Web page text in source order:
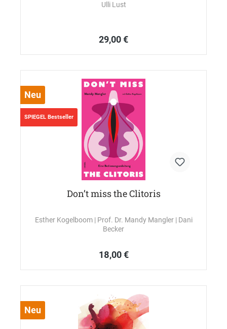
Ulli Lust
29,00 €
Neu
SPIEGEL Bestseller
Don’t miss the Clitoris
Esther Kogelboom | Prof. Dr. Mandy Mangler | Dani
Becker
18,00 €
Neu